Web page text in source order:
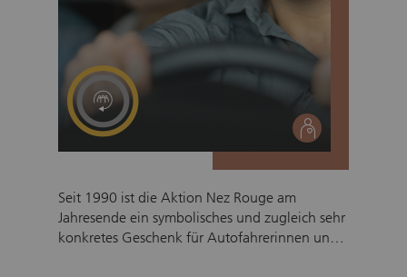
social
Seit 1990 ist die Aktion Nez Rouge am
Jahresende ein symbolisches und zugleich sehr
konkretes Geschenk für Autofahrerinnen und